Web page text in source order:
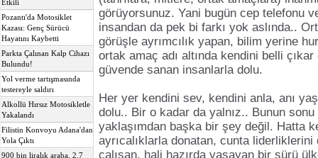
Etkili
Pozantı'da Motosiklet
Kazası: Genç Sürücü
Hayatını Kaybetti
Parkta Çalınan Kalp Cihazı
Bulundu!
Yol verme tartışmasında
testereyle saldırı
Alkollü Hırsız Motosikletle
Yakalandı
Filistin Konvoyu Adana'dan
Yola Çıktı
900 bin liralık araba, 2.7
görüyorsunuz. Yani bugün cep telefonu
insandan da pek bi farkı yok aslında..
görüşle ayrımcılık yapan, bilim yerine
ortak amaç adı altında kendini belli
güvende sanan insanlarla dolu.
Her yer kendini sev, kendini anla, anı
dolu.. Bir o kadar da yalnız.. Bunun
yaklaşımdan başka bir şey değil. Hatta
ayrıcalıklarla donatan, cunta
çalışan, hali hazırda yaşayan bir sürü